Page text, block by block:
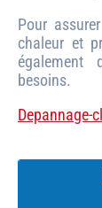
Pour
chaleur et
également
besoins.
Depannage-